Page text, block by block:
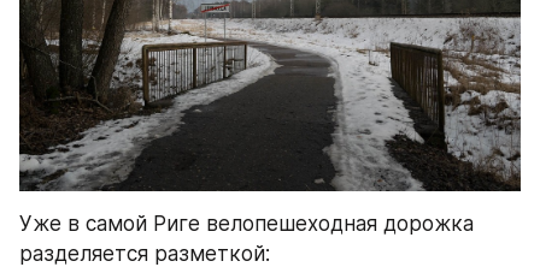
Уже в самой Риге велопешеходная дорожка
разделяется разметкой: